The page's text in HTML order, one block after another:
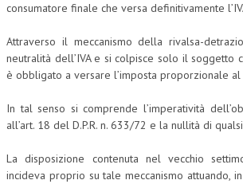
INVITI E PROMOZIONI
consumatore finale che versa definitivamente
Attraverso il meccanismo della rivalsa-
neutralità dell’IVA e si colpisce solo il soggetto
è obbligato a versare l’imposta proporzionale
In tal senso si comprende l’imperatività
all’art. 18 del D.P.R. n. 633/72 e la nullità di
La disposizione contenuta nel vecchio
incideva proprio su tale meccanismo attuando,